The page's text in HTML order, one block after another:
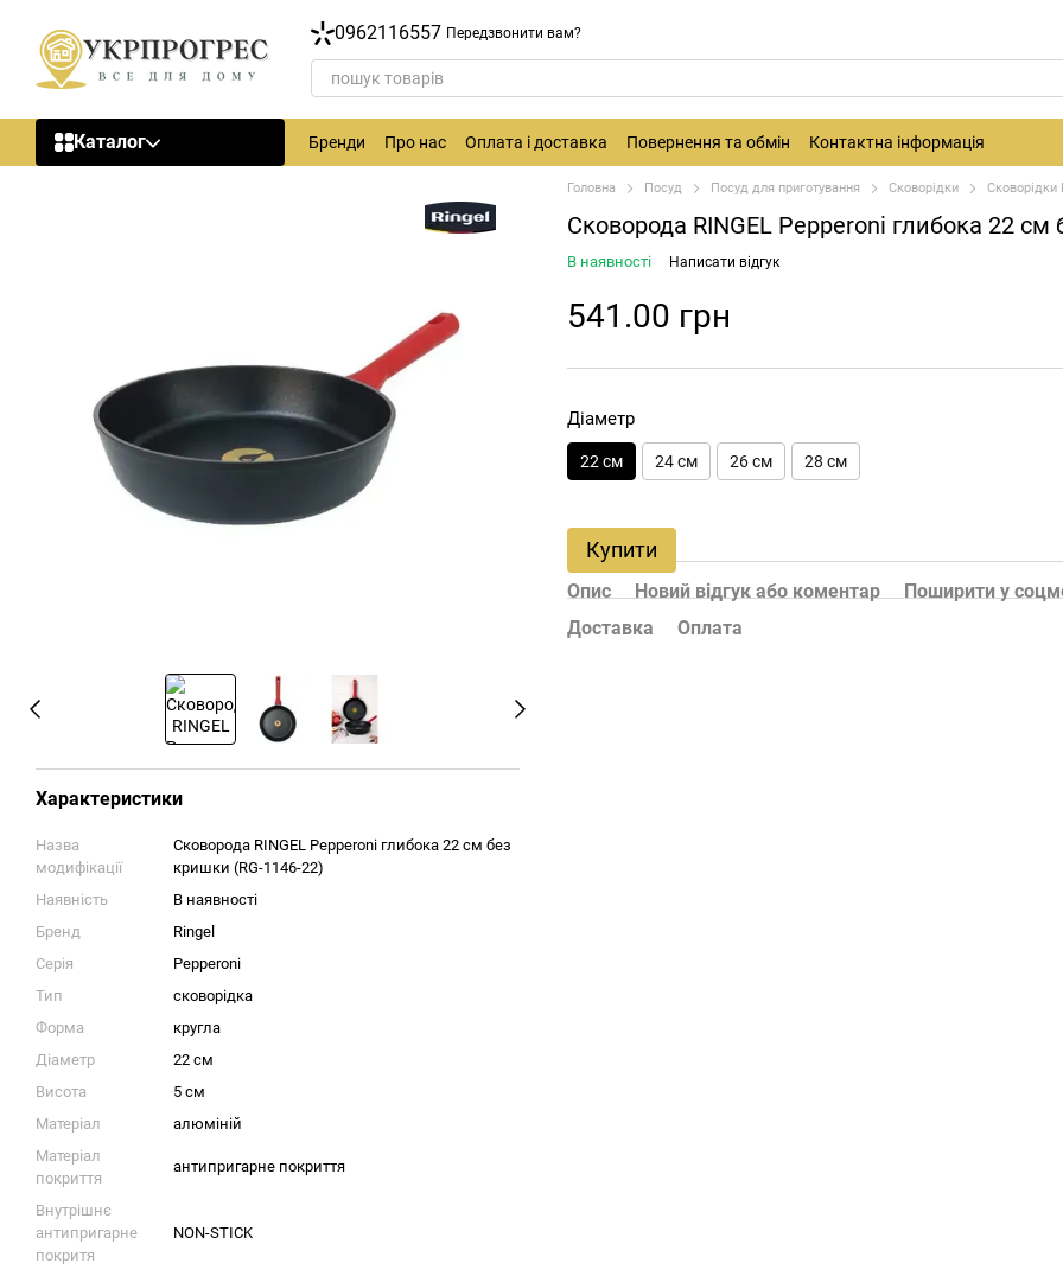
0962116557 Передзвонити вам?
Каталог Бренди Про нас Оплата і доставка Повернення та обмін Контактна інформація
Характеристики
Назва
модифікації
Сковорода RINGEL Pepperoni глибока 22 см без
кришки (RG-1146-22)
Наявність
В наявності
Бренд
Ringel
Серія
Pepperoni
Тип
сковорідка
Форма
кругла
Діаметр
22 см
Висота
5 см
Матеріал
алюміній
Матеріал
покриття
антипригарне покриття
Внутрішнє
антипригарне
покритя
NON-STICK
Головна Посуд Посуд для приготування Сковорідки Сковорідки
Сковорода RINGEL Pepperoni глибока 22
В наявності
Написати відгук
541.00 грн
Діаметр
22 см 24 см 26 см 28 см
Купити
Опис Новий відгук або коментар
Поширити у
Доставка
Оплата